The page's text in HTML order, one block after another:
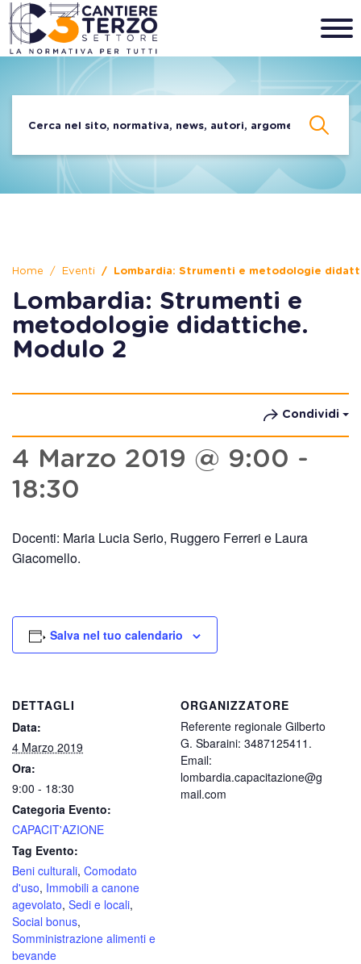
Home Eventi Lombardia: Strumenti e metodologie
Lombardia: Strumenti e
metodologie didattiche.
Modulo 2
Condividi
4 Marzo 2019 @ 9:00 -
18:30
Docenti: Maria Lucia Serio, Ruggero Ferreri e Laura
Giacomello.
Salva nel tuo calendario
DETTAGLI
Data:
4 Marzo 2019
Ora:
9:00 - 18:30
Categoria Evento:
CAPACIT'AZIONE
Tag Evento:
Beni culturali, Comodato
d'uso, Immobili a canone
agevolato, Sedi e locali,
Social bonus,
Somministrazione alimenti e
bevande
ORGANIZZATORE
Referente regionale Gilberto
G. Sbaraini: 3487125411.
Email:
lombardia.capacitazione@g
mail.com